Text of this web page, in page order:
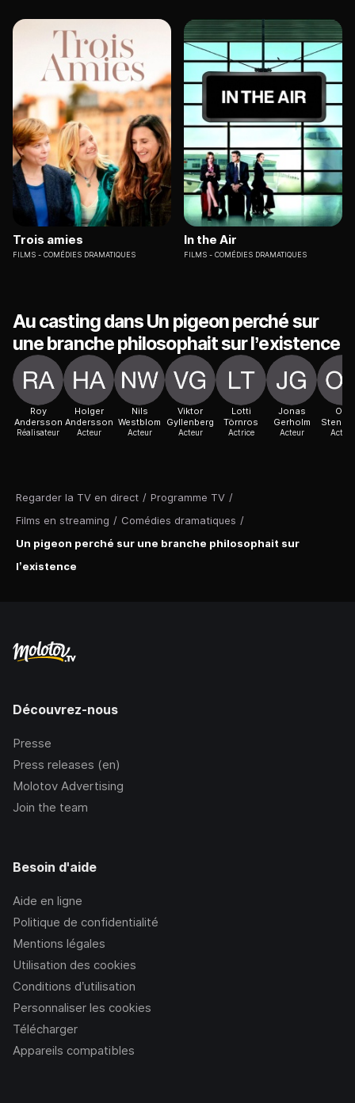
Regarder la TV en direct / Programme TV /
Films en streaming / Comédies dramatiques /
Un pigeon perché sur une branche philosophait sur
l’existence
Trois amies
FILMS COMÉDIES DRAMATIQUES
In the Air
FILMS COMÉDIES DRAMATIQUES
Au casting dans Un pigeon perché sur
une branche philosophait sur l’existence
Roy
Andersson
Réalisateur
Holger
Andersson
Acteur
Nils
Westblom
Acteur
Viktor
Gyllenberg
Acteur
Lotti
Törnros
Actrice
Jonas
Gerholm
Acteur
Ola
Acteur
Découvrez-nous
Presse
Press releases (en)
Molotov Advertising
Join the team
Besoin d'aide
Aide en ligne
Politique de confidentialité
Mentions légales
Utilisation des cookies
Conditions d’utilisation
Personnaliser les cookies
Télécharger
Appareils compatibles